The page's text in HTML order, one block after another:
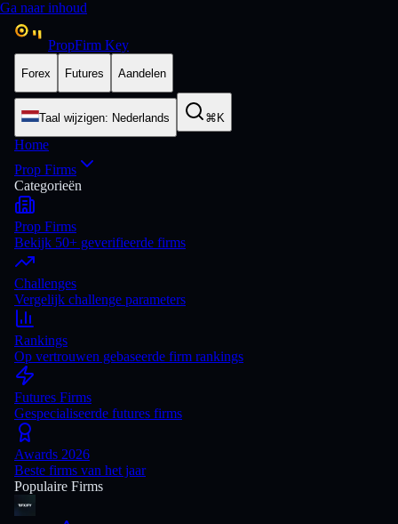
Ga naar inhoud
PropFirm Key
Forex Futures Aandelen
Taal wijzigen: Nederlands ⌘K
Home
Prop Firms
Categorieën
Prop Firms
Bekijk 50+ geverifieerde firms
Challenges
Vergelijk challenge parameters
Rankings
Op vertrouwen gebaseerde firm rankings
Futures Firms
Gespecialiseerde futures firms
Awards 2026
Beste firms van het jaar
Populaire Firms